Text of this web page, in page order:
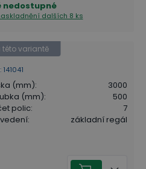
nedostupné
dalších 8 ks
: 141041
této variantě
(mm):
3000
(mm):
500
polic:
7
: základní regál